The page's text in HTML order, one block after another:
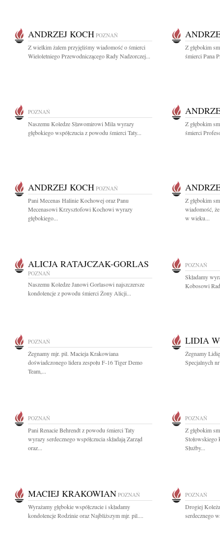
ANDRZEJ KOCH POZNAŃ
Z wielkim żalem przyjęliśmy wiadomość o śmierci
Wieloletniego Przewodniczącego Rady Nadzorczej...
Z głębokim
śmierci Pana
POZNAŃ
Naszemu Koledze Sławomirowi Mila wyrazy
głębokiego współczucia z powodu śmierci Taty...
Z głębokim
śmierci
ANDRZEJ KOCH POZNAŃ
Pani Mecenas Halinie Kochowej oraz Panu
Mecenasowi Krzysztofowi Kochowi wyrazy
głębokiego...
Z głębokim
wiadomość,
w wieku...
ALICJA RATAJCZAK-GORLAS
POZNAŃ
Naszemu Koledze Janowi Gorlasowi najszczersze
kondolencje z powodu śmierci Żony Alicji...
POZNAŃ
Składamy
Kobosowi
POZNAŃ
Żegnamy mjr. pil. Macieja Krakowiana
doświadczonego lidera zespołu F-16 Tiger Demo
Team,...
LIDIA
Żegnamy
Specjalnych
POZNAŃ
Pani Renacie Behrendt z powodu śmierci Taty
wyrazy serdecznego współczucia składają Zarząd
oraz...
POZNAŃ
Z głębokim
Służby...
MACIEJ KRAKOWIAN POZNAŃ
Wyrażamy głębokie współczucie i składamy
kondolencje Rodzinie oraz Najbliższym mjr. pil....
POZNAŃ
Drogiej
serdecznego